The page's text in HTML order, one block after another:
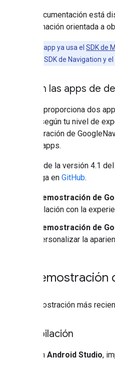
Esta documentación está
programación orientada a
Si tu app ya usa el SDK de
puedes usar el SDK de Navigation y
Obtén las apps de
Google proporciona dos
Maps, según tu nivel de
demostración de
ambas apps.
A partir de la versión 4.1
descarga en GitHub.
Demostración de
relación con la
Demostración de
personalizar la
La
La demostración más
Compilación
En Android Studio,